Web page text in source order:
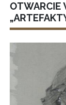
OTWARCIE